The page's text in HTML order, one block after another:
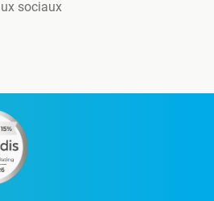
sociaux